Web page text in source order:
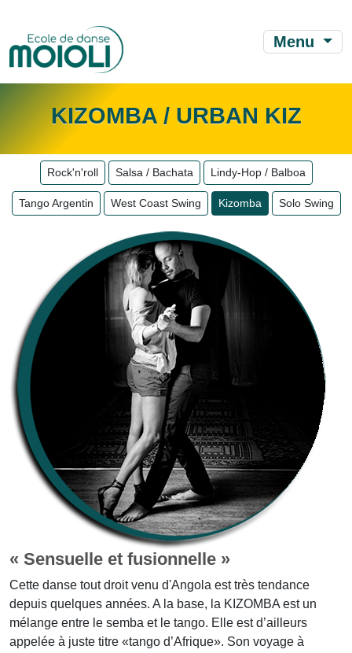
Menu
KIZOMBA / URBAN KIZ
Rock'n'roll Salsa / Bachata Lindy-Hop / Balboa
Tango Argentin West Coast Swing Kizomba Solo Swing
« Sensuelle et fusionnelle »
Cette danse tout droit venu d'Angola est très tendance
depuis quelques années. A la base, la KIZOMBA est un
mélange entre le semba et le tango. Elle est d’ailleurs
appelée à juste titre «tango d’Afrique». Son voyage à